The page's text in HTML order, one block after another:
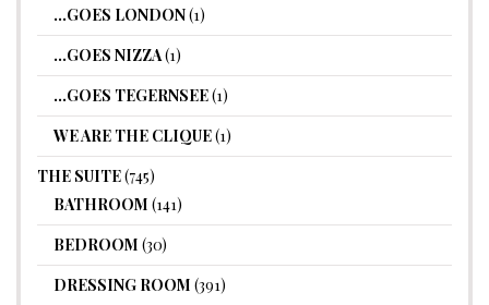
…GOES LONDON(1)
…GOES NIZZA(1)
…GOES TEGERNSEE(1)
WE ARE THE CLIQUE(1)
THE SUITE(745)
BATHROOM (141)
BEDROOM (30)
DRESSING ROOM (391)